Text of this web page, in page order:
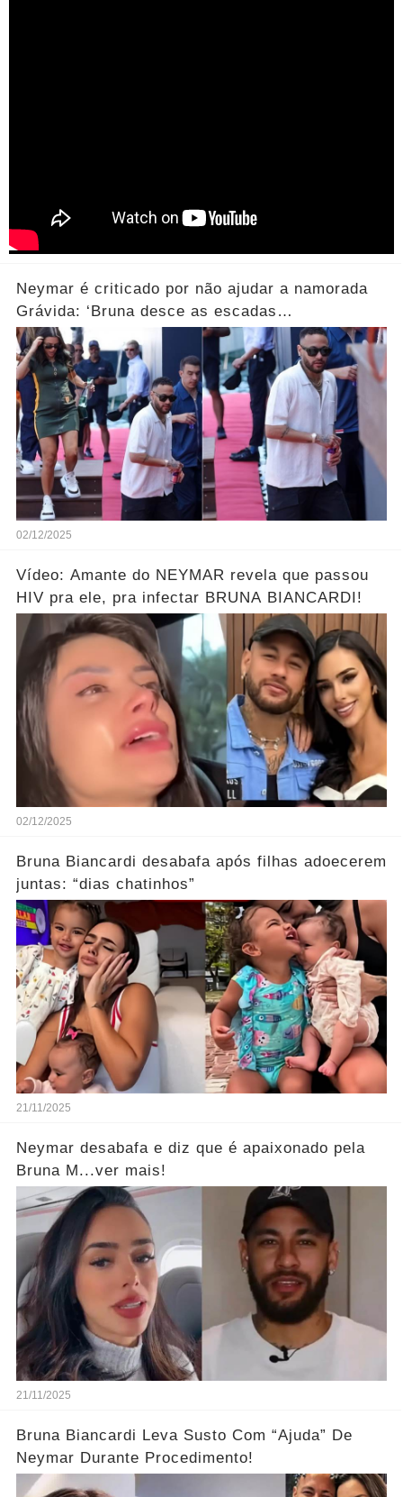
Neymar é criticado por não ajudar a namorada
Grávida: ‘Bruna desce as escadas
sozinha!’...Ver mais!"
02/12/2025
Vídeo: Amante do NEYMAR revela que passou
HIV pra ele, pra infectar BRUNA BIANCARDI!
02/12/2025
Bruna Biancardi desabafa após filhas adoecerem
juntas: “dias chatinhos”
21/11/2025
Neymar desabafa e diz que é apaixonado pela
Bruna M...ver mais!
21/11/2025
Bruna Biancardi Leva Susto Com “Ajuda” De
Neymar Durante Procedimento!